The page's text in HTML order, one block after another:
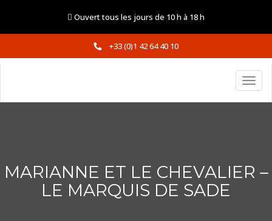
Ouvert tous les jours de 10 h à 18 h
+33 (0)1 42 64 40 10
MARIANNE ET LE CHEVALIER –
LE MARQUIS DE SADE